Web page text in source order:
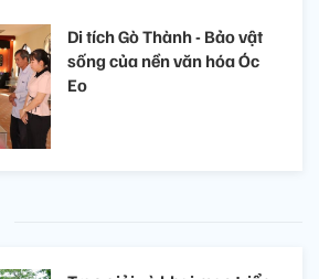
Di tích Gò Thành - Bảo vật
sống của nền văn hóa Óc
Eo